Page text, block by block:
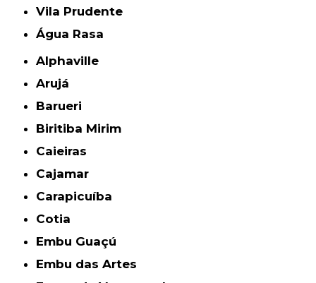
Vila Prudente
Água Rasa
Alphaville
Arujá
Barueri
Biritiba Mirim
Caieiras
Cajamar
Carapicuíba
Cotia
Embu Guaçú
Embu das Artes